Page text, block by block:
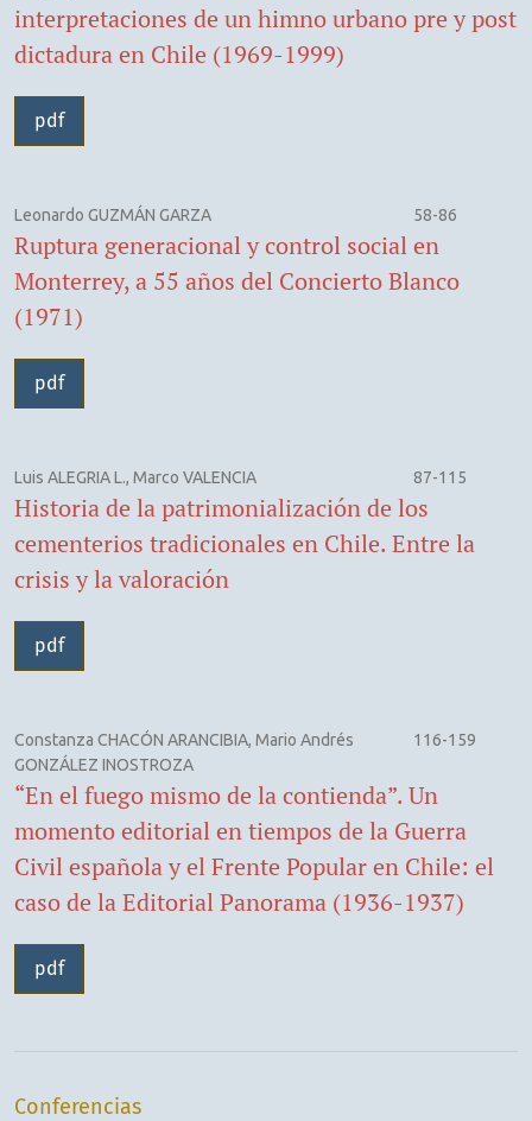
interpretaciones de un himno urbano pre y post
dictadura en Chile (1969-1999)
pdf
Leonardo GUZMÁN GARZA 58-86
Ruptura generacional y control social en
Monterrey, a 55 años del Concierto Blanco
(1971)
pdf
Luis ALEGRIA L., Marco VALENCIA 87-115
Historia de la patrimonialización de los
cementerios tradicionales en Chile. Entre la
crisis y la valoración
pdf
Constanza CHACÓN ARANCIBIA, Mario Andrés
GONZÁLEZ INOSTROZA
116-159
“En el fuego mismo de la contienda”. Un
momento editorial en tiempos de la Guerra
Civil española y el Frente Popular en Chile: el
caso de la Editorial Panorama (1936-1937)
pdf
Conferencias